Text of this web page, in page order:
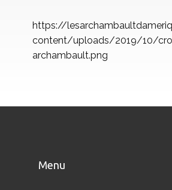
https://
content/uploads/2019/10/
archambault.png
Menu